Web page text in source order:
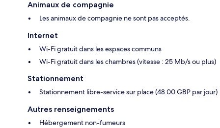
Animaux de compagnie
Les animaux de compagnie ne sont pas acceptés.
Internet
Wi-Fi gratuit dans les espaces communs
Wi-Fi gratuit dans les chambres (vitesse : 25 Mb/s ou plus)
Stationnement
Stationnement libre-service sur place (48.00 GBP par jour)
Autres renseignements
Hébergement non-fumeurs